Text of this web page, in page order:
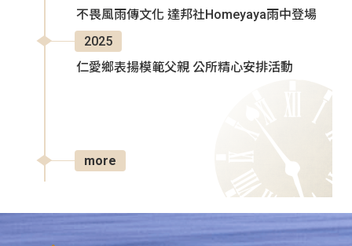
不畏風雨傳文化 達邦社Homeyaya雨中登場
2025
仁愛鄉表揚模範父親 公所精心安排活動
more